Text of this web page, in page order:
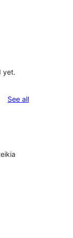
yet.
See allreviews